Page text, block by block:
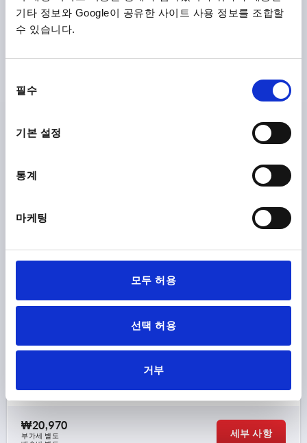
기타 정보와 Google이 공유한 사이트 사용 정보를 조합할
수 있습니다.
필수
기본 설정
통계
마케팅
모두 허용
선택 허용
거부
가소성, 구성 요소:스테인레스 스틸
보어 홀 간격=100
주문 번호:
부가세 별도
세부 사항
K0200
하중 N =1000
모델 1=습한 영역 B=23 B1=20,5
C=10,5
주문 번호:K0200.120062
₩20,970
부가세 별도
세부 사항